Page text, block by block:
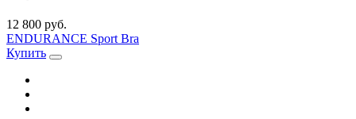
12 800 руб.
ENDURANCE Sport Bra
Купить